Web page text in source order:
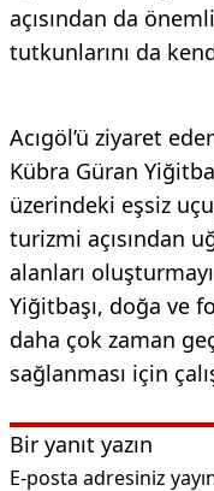
açısından da
tutkunlarını da
Acıgöl’ü ziyaret
Kübra Güran
üzerindeki eşsiz
turizmi açısından
alanları
Yiğitbaşı, doğa ve
daha çok zaman
sağlanması için
Bir yanıt yazın
E-posta adresiniz